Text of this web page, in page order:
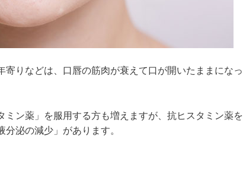
りなどは、口唇の筋肉が衰えて口が開いたままになっ
ン薬」を服用する方も増えますが、抗ヒスタミン薬を
泌の減少」があります。